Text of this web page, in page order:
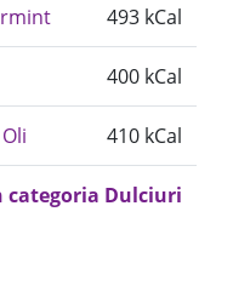
493 kCal
400 kCal
410 kCal
categoria Dulciuri